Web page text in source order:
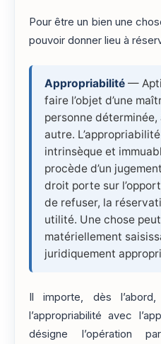
Pour être un bien une
pouvoir donner lieu à
Appropriabilité —
faire l’objet d’une
personne déterminée,
autre.
intrinsèque et
procède d’un
droit porte sur
de refuser, la
utilité. Une chose
matériellement
juridiquement
Il importe, dès
l’appropriabilité avec
désigne l’opération